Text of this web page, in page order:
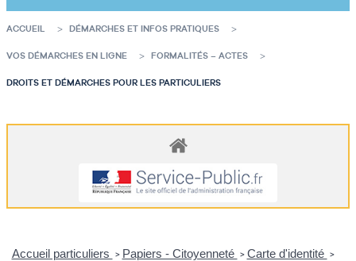
ACCUEIL DÉMARCHES ET INFOS PRATIQUES
VOS DÉMARCHES EN LIGNE FORMALITÉS – ACTES
DROITS ET DÉMARCHES POUR LES PARTICULIERS
Accueil particuliers > Papiers - Citoyenneté > Carte d'identité >